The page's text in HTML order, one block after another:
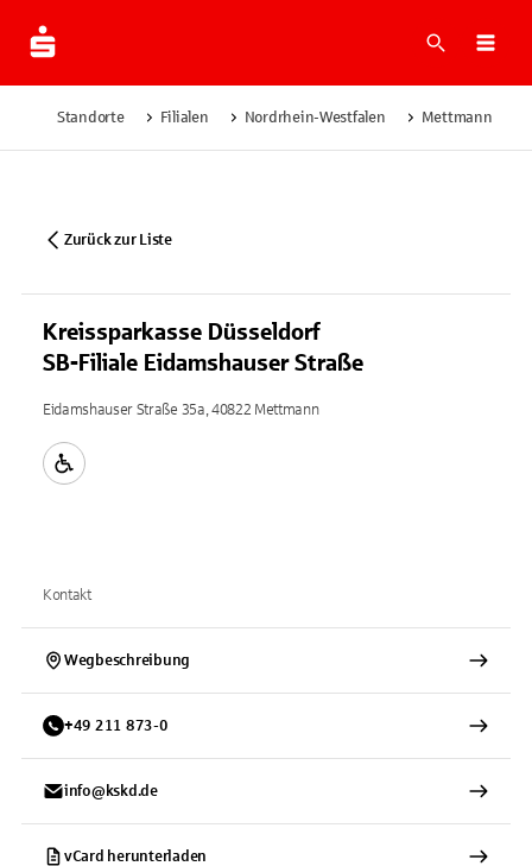
Suche
Standorte Filialen Nordrhein-Westfalen Mettmann
Zurück zur Liste
Kreissparkasse Düsseldorf
SB-Filiale Eidamshauser Straße
Eidamshauser Straße 35a, 40822 Mettmann
Kontakt
Wegbeschreibung
+49 211 873-0
info@kskd.de
vCard herunterladen